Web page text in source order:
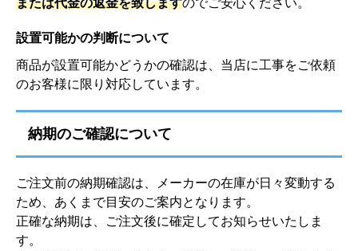
設置可能かの判断について
商品が設置可能かどうかの確認は、当店に工事をご依頼
のお客様に限り対応しています。
納期のご確認について
ご注文前の納期確認は、メーカーの在庫が日々変動する
ため、あくまで目安のご案内となります。
正確な納期は、ご注文後に確定してお知らせいたしま
す。